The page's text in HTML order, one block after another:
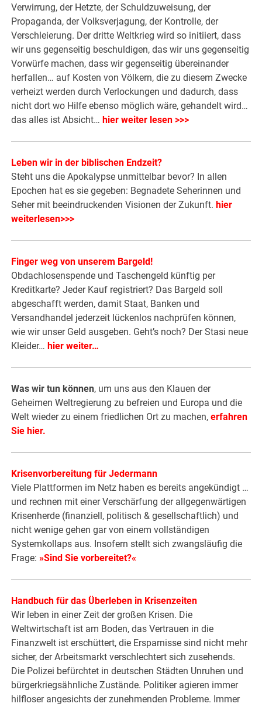
Verwirrung, der Hetzte, der Schuldzuweisung, der
Propaganda, der Volksverjagung, der Kontrolle, der
Verschleierung. Der dritte Weltkrieg wird so initiiert, dass
wir uns gegenseitig beschuldigen, das wir uns gegenseitig
Vorwürfe machen, dass wir gegenseitig übereinander
herfallen… auf Kosten von Völkern, die zu diesem Zwecke
verheizt werden durch Verlockungen und dadurch, dass
nicht dort wo Hilfe ebenso möglich wäre, gehandelt wird…
das alles ist Absicht… hier weiter lesen >>>
Leben wir in der biblischen Endzeit?
Steht uns die Apokalypse unmittelbar bevor? In allen
Epochen hat es sie gegeben: Begnadete Seherinnen und
Seher mit beeindruckenden Visionen der Zukunft. hier
weiterlesen>>>
Finger weg von unserem Bargeld!
Obdachlosenspende und Taschengeld künftig per
Kreditkarte? Jeder Kauf registriert? Das Bargeld soll
abgeschafft werden, damit Staat, Banken und
Versandhandel jederzeit lückenlos nachprüfen können,
wie wir unser Geld ausgeben. Geht’s noch? Der Stasi neue
Kleider… hier weiter…
Was wir tun können, um uns aus den Klauen der
Geheimen Weltregierung zu befreien und Europa und die
Welt wieder zu einem friedlichen Ort zu machen,erfahren
Sie hier.
Krisenvorbereitung für Jedermann
Viele Plattformen im Netz haben es bereits angekündigt …
und rechnen mit einer Verschärfung der allgegenwärtigen
Krisenherde (finanziell, politisch & gesellschaftlich) und
nicht wenige gehen gar von einem vollständigen
Systemkollaps aus. Insofern stellt sich zwangsläufig die
Frage: »Sind Sie vorbereitet?«
Handbuch für das Überleben in Krisenzeiten
Wir leben in einer Zeit der großen Krisen. Die
Weltwirtschaft ist am Boden, das Vertrauen in die
Finanzwelt ist erschüttert, die Ersparnisse sind nicht mehr
sicher, der Arbeitsmarkt verschlechtert sich zusehends.
Die Polizei befürchtet in deutschen Städten Unruhen und
bürgerkriegsähnliche Zustände. Politiker agieren immer
hilfloser angesichts der zunehmenden Probleme. Immer